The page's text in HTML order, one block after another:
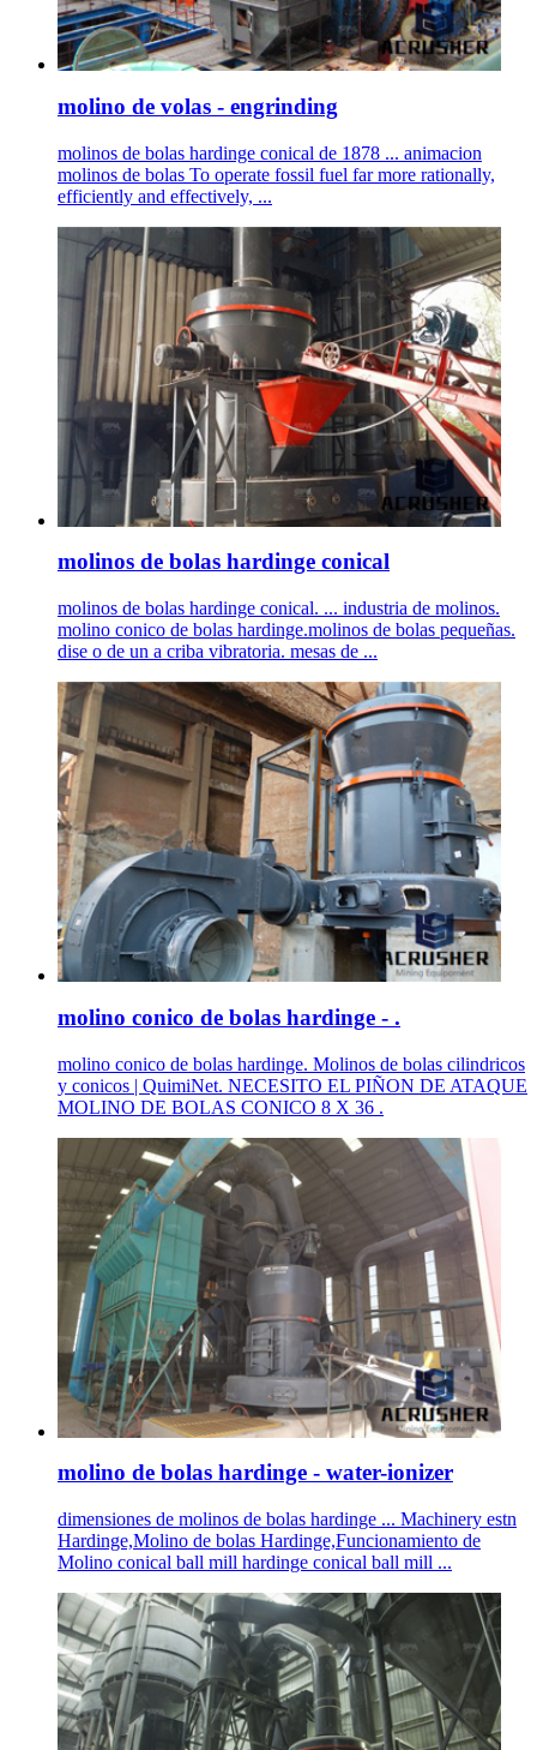
molino de volas - engrinding
molinos de bolas hardinge conical de 1878 ... animacion
molinos de bolas To operate fossil fuel far more rationally,
efficiently and effectively, ...
molinos de bolas hardinge conical
molinos de bolas hardinge conical. ... industria de molinos.
molino conico de bolas hardinge.molinos de bolas pequeñas.
dise o de un a criba vibratoria. mesas de ...
molino conico de bolas hardinge - .
molino conico de bolas hardinge. Molinos de bolas cilindricos
y conicos | QuimiNet. NECESITO EL PIÑON DE ATAQUE
MOLINO DE BOLAS CONICO 8 X 36 .
molino de bolas hardinge - water-ionizer
dimensiones de molinos de bolas hardinge ... Machinery estn
Hardinge,Molino de bolas Hardinge,Funcionamiento de
Molino conical ball mill hardinge conical ball mill ...